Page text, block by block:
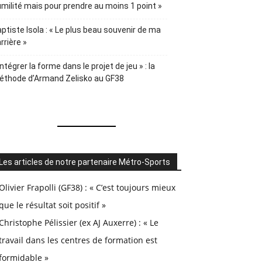
mais pour prendre au moins 1 point »
Isola : « Le plus beau souvenir de ma
»
la forme dans le projet de jeu » : la
d’Armand Zelisko au GF38
Les articles de notre partenaire Métro-Sports
Frapolli (GF38) : « C’est toujours mieux
le résultat soit positif »
Pélissier (ex AJ Auxerre) : « Le
dans les centres de formation est
»